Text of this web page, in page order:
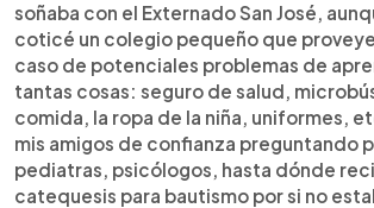
soñaba con el Externado San José,
coticé un colegio pequeño que
caso de potenciales problemas de
tantas cosas: seguro de salud,
comida, la ropa de la niña, uniformes,
mis amigos de confianza preguntando
pediatras, psicólogos, hasta dónde
catequesis para bautismo por si no